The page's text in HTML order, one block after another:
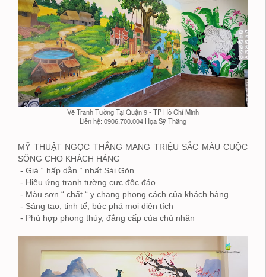
Vẽ Tranh Tường Tại Quận 9 - TP Hồ Chí Minh
Liên hệ: 0906.700.004 Họa Sỹ Thắng
MỸ THUẬT NGỌC THẮNG MANG TRIỆU SẮC MÀU CUỘC
SỐNG CHO KHÁCH HÀNG
- Giá “ hấp dẫn “ nhất Sài Gòn
- Hiệu ứng tranh tường cực độc đáo
- Màu sơn “ chất “ y chang phong cách của khách hàng
- Sáng tạo, tinh tế, bức phá mọi diện tích
- Phù hợp phong thủy, đẳng cấp của chủ nhân